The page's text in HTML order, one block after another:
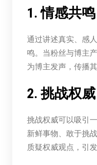
1. 情感共鸣
通过讲述真实、感
鸣。当粉丝与博主
为博主发声，传播其
2. 挑战权威
挑战权威可以吸引
新鲜事物、敢于挑
质疑权威观点，引发